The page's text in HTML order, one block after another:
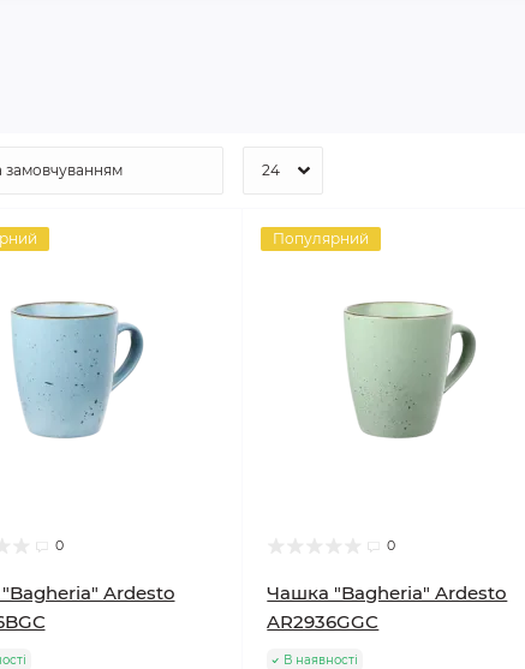
0
Ardesto
Популярний
0
Чашка "Bagheria" Ardesto
AR2936GGC
В наявності